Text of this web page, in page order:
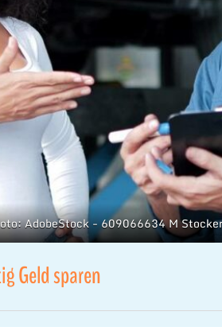
AdobeStock - 609066634 M
Geld sparen